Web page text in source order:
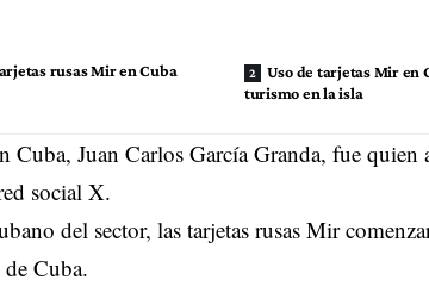
rusas Mir en Cuba
Uso de tarjetas Mir en
turismo en la isla
Cuba, Juan Carlos García Granda, fue
social X.
del sector, las tarjetas rusas Mir
Cuba.